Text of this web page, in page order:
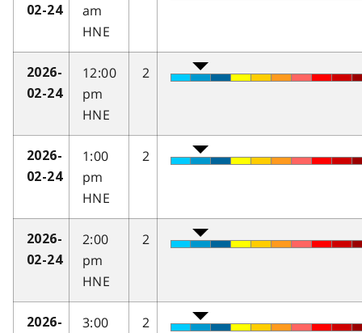
02-24
am
HNE
2026-
02-24
12:00
pm
HNE
2
2026-
02-24
1:00
pm
HNE
2
2026-
02-24
2:00
pm
HNE
2
2026-
3:00
2